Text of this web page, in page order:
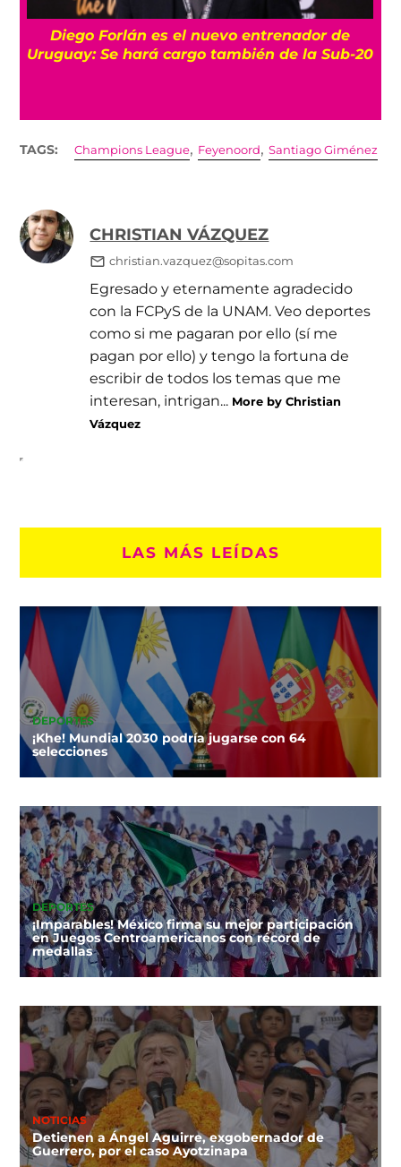
Diego Forlán es el nuevo entrenador de
Uruguay: Se hará cargo también de la Sub-20
TAGS: Champions League, Feyenoord,Santiago Giménez
CHRISTIAN VÁZQUEZ
christian.vazquez@sopitas.com
Egresado y eternamente agradecido
con la FCPyS de la UNAM. Veo deportes
como si me pagaran por ello (sí me
pagan por ello) y tengo la fortuna de
escribir de todos los temas que me
interesan, intrigan... More by Christian
Vázquez
LAS MÁS LEÍDAS
DEPORTES
¡Khe! Mundial 2030 podría jugarse con 64
selecciones
DEPORTES
¡Imparables! México firma su mejor participación
en Juegos Centroamericanos con récord de
medallas
NOTICIAS
Detienen a Ángel Aguirre, exgobernador de
Guerrero, por el caso Ayotzinapa